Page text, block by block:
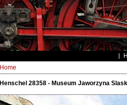
Home
Henschel 28358 - Museum Jaworzyna